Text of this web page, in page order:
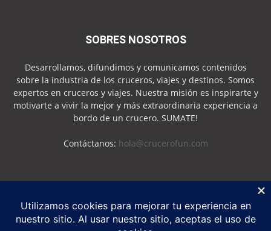
SOBRES NOSOTROS
Desarrollamos, difundimos y comunicamos contenidos
sobre la industria de los cruceros, viajes y destinos. Somos
expertos en cruceros y viajes. Nuestra misión es inspirarte y
motivarte a vivir la mejor y más extraordinaria experiencia a
bordo de un crucero. SUMATE!
Contáctanos: hola@crucerofun.com